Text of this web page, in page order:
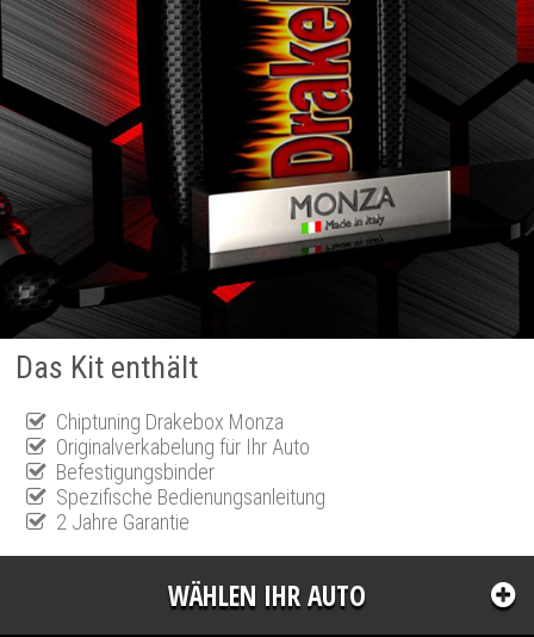
Das Kit enthält
Chiptuning Drakebox Monza
Originalverkabelung für Ihr Auto
Befestigungsbinder
Spezifische Bedienungsanleitung
2 Jahre Garantie
WÄHLEN IHR AUTO